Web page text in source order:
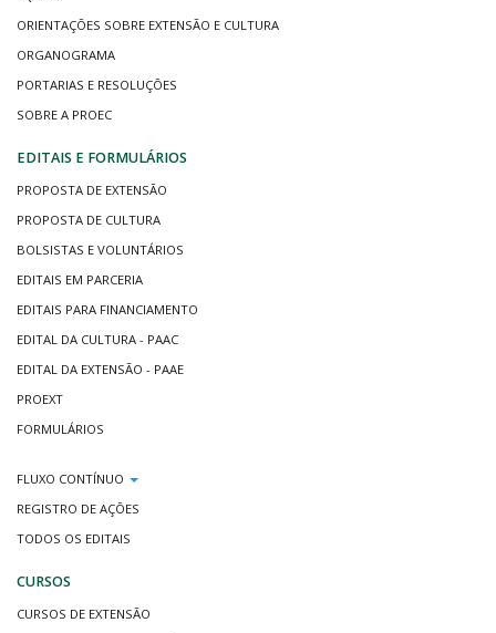
ORIENTAÇÕES SOBRE EXTENSÃO E CULTURA
ORGANOGRAMA
PORTARIAS E RESOLUÇÕES
SOBRE A PROEC
EDITAIS E FORMULÁRIOS
PROPOSTA DE EXTENSÃO
PROPOSTA DE CULTURA
BOLSISTAS E VOLUNTÁRIOS
EDITAIS EM PARCERIA
EDITAIS PARA FINANCIAMENTO
EDITAL DA CULTURA - PAAC
EDITAL DA EXTENSÃO - PAAE
PROEXT
FORMULÁRIOS
FLUXO CONTÍNUO
REGISTRO DE AÇÕES
TODOS OS EDITAIS
CURSOS
CURSOS DE EXTENSÃO